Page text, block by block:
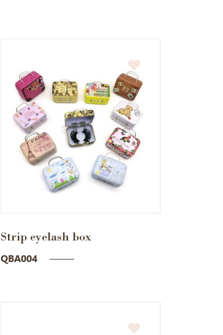
Strip eyelash box
QBA004